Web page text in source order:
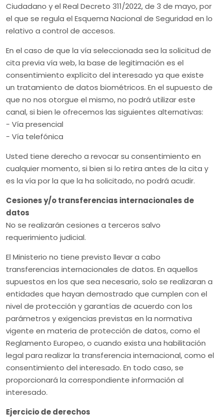
Ciudadano y el Real Decreto 311/2022, de 3 de mayo, por
el que se regula el Esquema Nacional de Seguridad en lo
relativo a control de accesos.
En el caso de que la vía seleccionada sea la solicitud de
cita previa vía web, la base de legitimación es el
consentimiento explícito del interesado ya que existe
un tratamiento de datos biométricos. En el supuesto de
que no nos otorgue el mismo, no podrá utilizar este
canal, si bien le ofrecemos las siguientes alternativas:
- Vía presencial
- Vía telefónica
Usted tiene derecho a revocar su consentimiento en
cualquier momento, si bien si lo retira antes de la cita y
es la vía por la que la ha solicitado, no podrá acudir.
Cesiones y/o transferencias internacionales de
datos
No se realizarán cesiones a terceros salvo
requerimiento judicial.
El Ministerio no tiene previsto llevar a cabo
transferencias internacionales de datos. En aquellos
supuestos en los que sea necesario, solo se realizaran a
entidades que hayan demostrado que cumplen con el
nivel de protección y garantías de acuerdo con los
parámetros y exigencias previstas en la normativa
vigente en materia de protección de datos, como el
Reglamento Europeo, o cuando exista una habilitación
legal para realizar la transferencia internacional, como el
consentimiento del interesado. En todo caso, se
proporcionará la correspondiente información al
interesado.
Ejercicio de derechos